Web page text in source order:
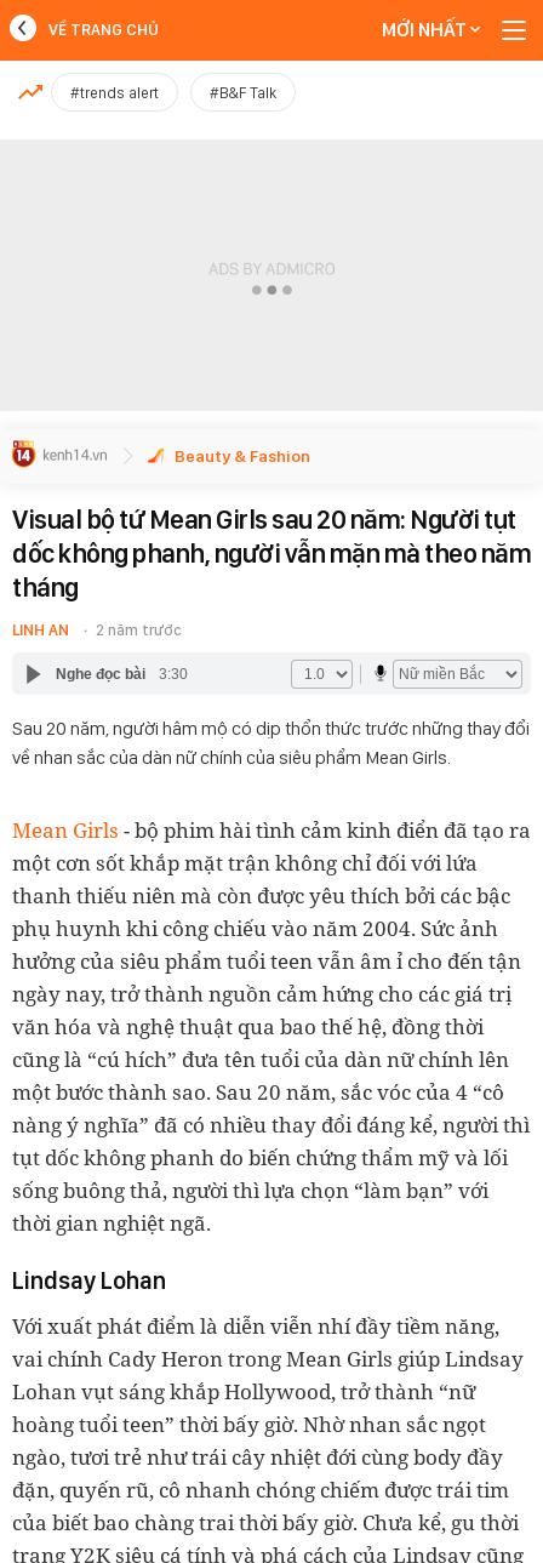
MỚI NHẤT
VỀ TRANG CHỦ MỚI NHẤT
#trends alert #B&F Talk
Beauty & Fashion
Visual bộ tứ Mean Girls sau 20 năm: Người tụt
dốc không phanh, người vẫn mặn mà theo năm
tháng
LINH AN 2 năm trước
Nghe đọc bài 3:30
Sau 20 năm, người hâm mộ có dịp thổn thức trước những thay đổi
về nhan sắc của dàn nữ chính của siêu phẩm Mean Girls.
Mean Girls - bộ phim hài tình cảm kinh điển đã tạo ra
một cơn sốt khắp mặt trận không chỉ đối với lứa
thanh thiếu niên mà còn được yêu thích bởi các bậc
phụ huynh khi công chiếu vào năm 2004. Sức ảnh
hưởng của siêu phẩm tuổi teen vẫn âm ỉ cho đến tận
ngày nay, trở thành nguồn cảm hứng cho các giá trị
văn hóa và nghệ thuật qua bao thế hệ, đồng thời
cũng là “cú hích” đưa tên tuổi của dàn nữ chính lên
một bước thành sao. Sau 20 năm, sắc vóc của 4 “cô
nàng ý nghĩa” đã có nhiều thay đổi đáng kể, người thì
tụt dốc không phanh do biến chứng thẩm mỹ và lối
sống buông thả, người thì lựa chọn “làm bạn” với
thời gian nghiệt ngã.
Lindsay Lohan
Với xuất phát điểm là diễn viễn nhí đầy tiềm năng,
vai chính Cady Heron trong Mean Girls giúp Lindsay
Lohan vụt sáng khắp Hollywood, trở thành “nữ
hoàng tuổi teen” thời bấy giờ. Nhờ nhan sắc ngọt
ngào, tươi trẻ như trái cây nhiệt đới cùng body đầy
đặn, quyến rũ, cô nhanh chóng chiếm được trái tim
của biết bao chàng trai thời bấy giờ. Chưa kể, gu thời
trang Y2K siêu cá tính và phá cách của Lindsay cũng